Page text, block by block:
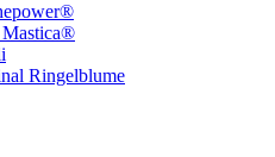
Ringelblume